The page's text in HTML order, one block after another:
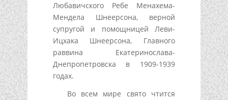
Любавичского Ребе Менахема-
Мендела Шнеерсона, верной
супругой и помощницей Леви-
Ицхака Шнеерсона, Главного
раввина Екатеринослава-
Днепропетровска в 1909-1939
годах.
Во всем мире свято чтится